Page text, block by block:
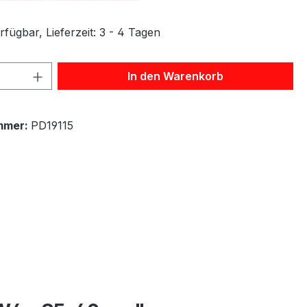
Lieferzeit: 3 - 4 Tagen
Anzahl: Gib den gewünschten Wert
In den Warenkorb
PD19115